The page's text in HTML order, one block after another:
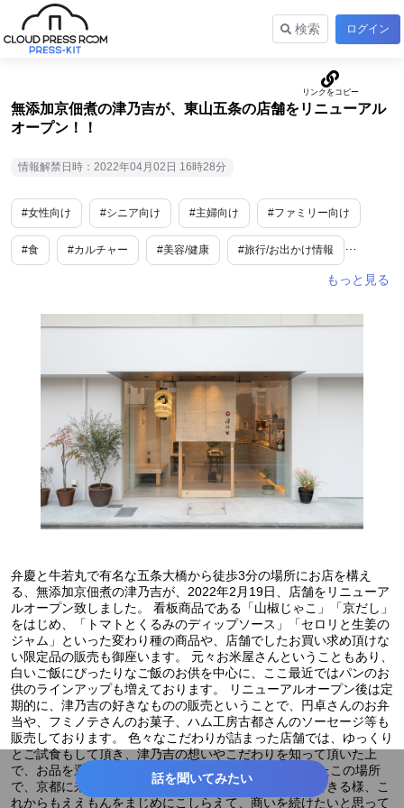
検索 ログイン
無添加京佃煮の津乃吉が、東山五条の店舗をリニューアル
オープン！！
情報解禁日時：2022年04月02日 16時28分
#女性向け #シニア向け #主婦向け #ファミリー向け
#食 #カルチャー #美容/健康 #旅行/お出かけ情報
#生鮮・加工食品 #小売・卸販売 #食品産業 #toB
#ニューオープン #ご褒美
#お中元・お歳暮 #母の日 #父の日 #京都
弁慶と牛若丸で有名な五条大橋から徒歩3分の場所にお店を構え
る、無添加京佃煮の津乃吉が、2022年2月19日、店舗をリニューア
ルオープン致しました。 看板商品である「山椒じゃこ」「京だし」
をはじめ、「トマトとくるみのディップソース」「セロリと生姜の
ジャム」といった変わり種の商品や、店舗でしたお買い求め頂けな
い限定品の販売も御座います。 元々お米屋さんということもあり、
白いご飯にぴったりなご飯のお供を中心に、ここ最近ではパンのお
供のラインアップも増えております。 リニューアルオープン後は定
期的に、津乃吉の好きなものの販売ということで、円卓さんのお弁
当や、フミノテさんのお菓子、ハム工房古都さんのソーセージ等も
販売しております。 色々なこだわりが詰まった店舗では、ゆっくり
とご試食もして頂き、津乃吉の想いやこだわりを知って頂いた上
で、お品を選んで頂いております。 京都らしさが残ったこの場所
で、京都に来たらぜひ足を伸ばしたいお店に仲間入りできる様、こ
れからもええもんをまじめにこしらえて、商いを続けたいと思って
話を聞いてみたい